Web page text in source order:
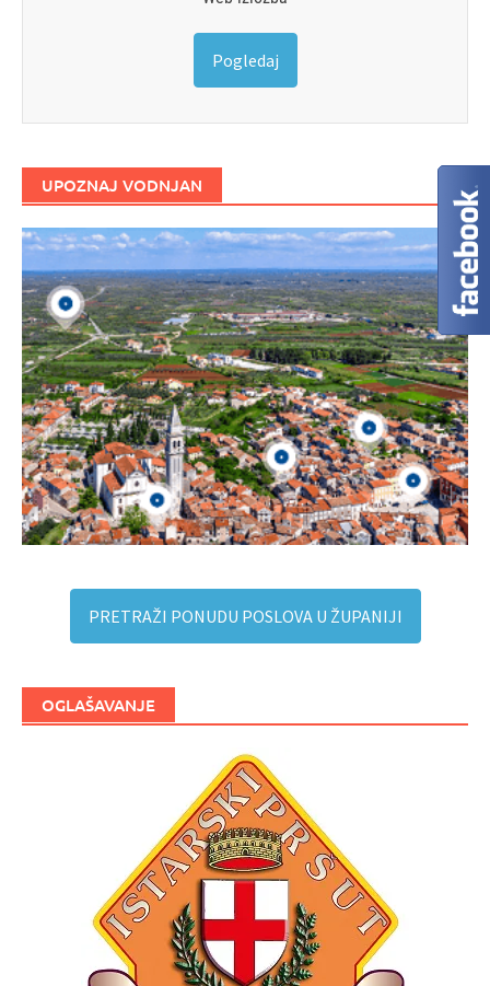
Pogledaj
UPOZNAJ VODNJAN
PRETRAŽI PONUDU POSLOVA U ŽUPANIJI
OGLAŠAVANJE